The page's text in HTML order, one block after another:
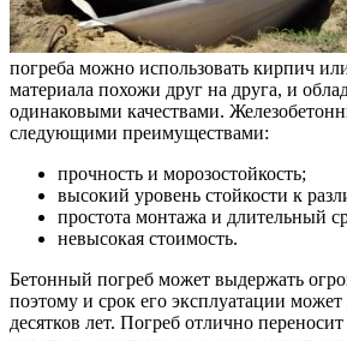
погреба можно использовать кирпич
материала похожи друг на друга, и
одинаковыми качествами.
следующими преимуществами:
прочность и морозостойкость;
высокий уровень стойкости к
простота монтажа и длительный
невысокая стоимость.
Бетонный погреб может выдержать
поэтому и срок его эксплуатации может
десятков лет. Погреб отлично